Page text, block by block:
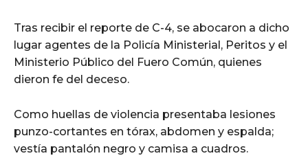
Tras recibir el reporte de C-4, se abocaron a dicho
lugar agentes de la Policía Ministerial, Peritos y el
Ministerio Público del Fuero Común, quienes
dieron fe del deceso.
Como huellas de violencia presentaba lesiones
punzo-cortantes en tórax, abdomen y espalda;
vestía pantalón negro y camisa a cuadros.